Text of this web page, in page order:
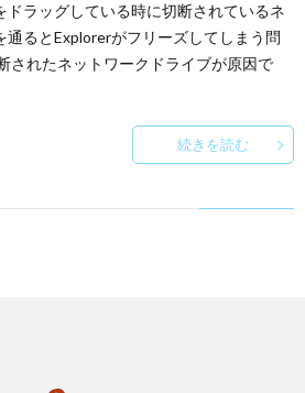
ドラッグしている時に切断されているネ
通るとExplorerがフリーズしてしまう問
されたネットワークドライブが原因で
続きを読む